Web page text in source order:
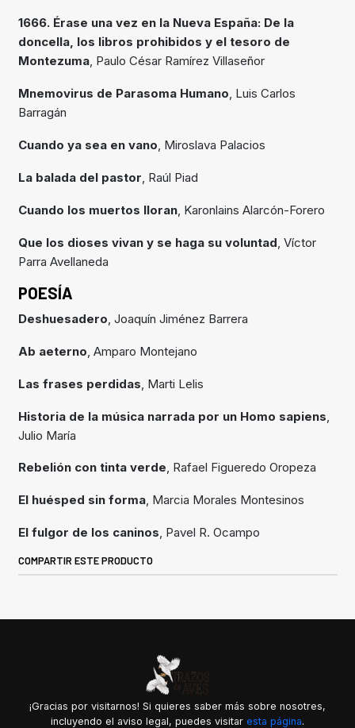
1666. Érase una vez en la Nueva España: De la
doncella, los libros prohibidos y el tesoro de
Montezuma, Paulo César Ramírez Villaseñor
Mnemovirus de Parasoma Humano, Luis Carlos
Barragán
Cuando ya sea en vano, Miroslava Palacios
La balada del pastor, Raúl Piad
Cuando los muertos lloran, Karonlains Alarcón-Forero
Que los dioses vivan y se haga su voluntad, Víctor
Parra Avellaneda
POESÍA
Deshuesadero, Joaquín Jiménez Barrera
Ab aeterno, Amparo Montejano
Las frases perdidas , Marti Lelis
Historia de la música narrada por un Homo sapiens
Julio María
Rebelión con tinta verde, Rafael Figueredo Oropeza
El huésped sin forma, Marcia Morales Montesinos
El fulgor de los caninos, Pavel R. Ocampo
COMPARTIR ESTE PRODUCTO
¡Gracias por visitarnos! Si quieres saber más sobre nosotres,
incluyendo el aviso legal, puedes visitar esta página.